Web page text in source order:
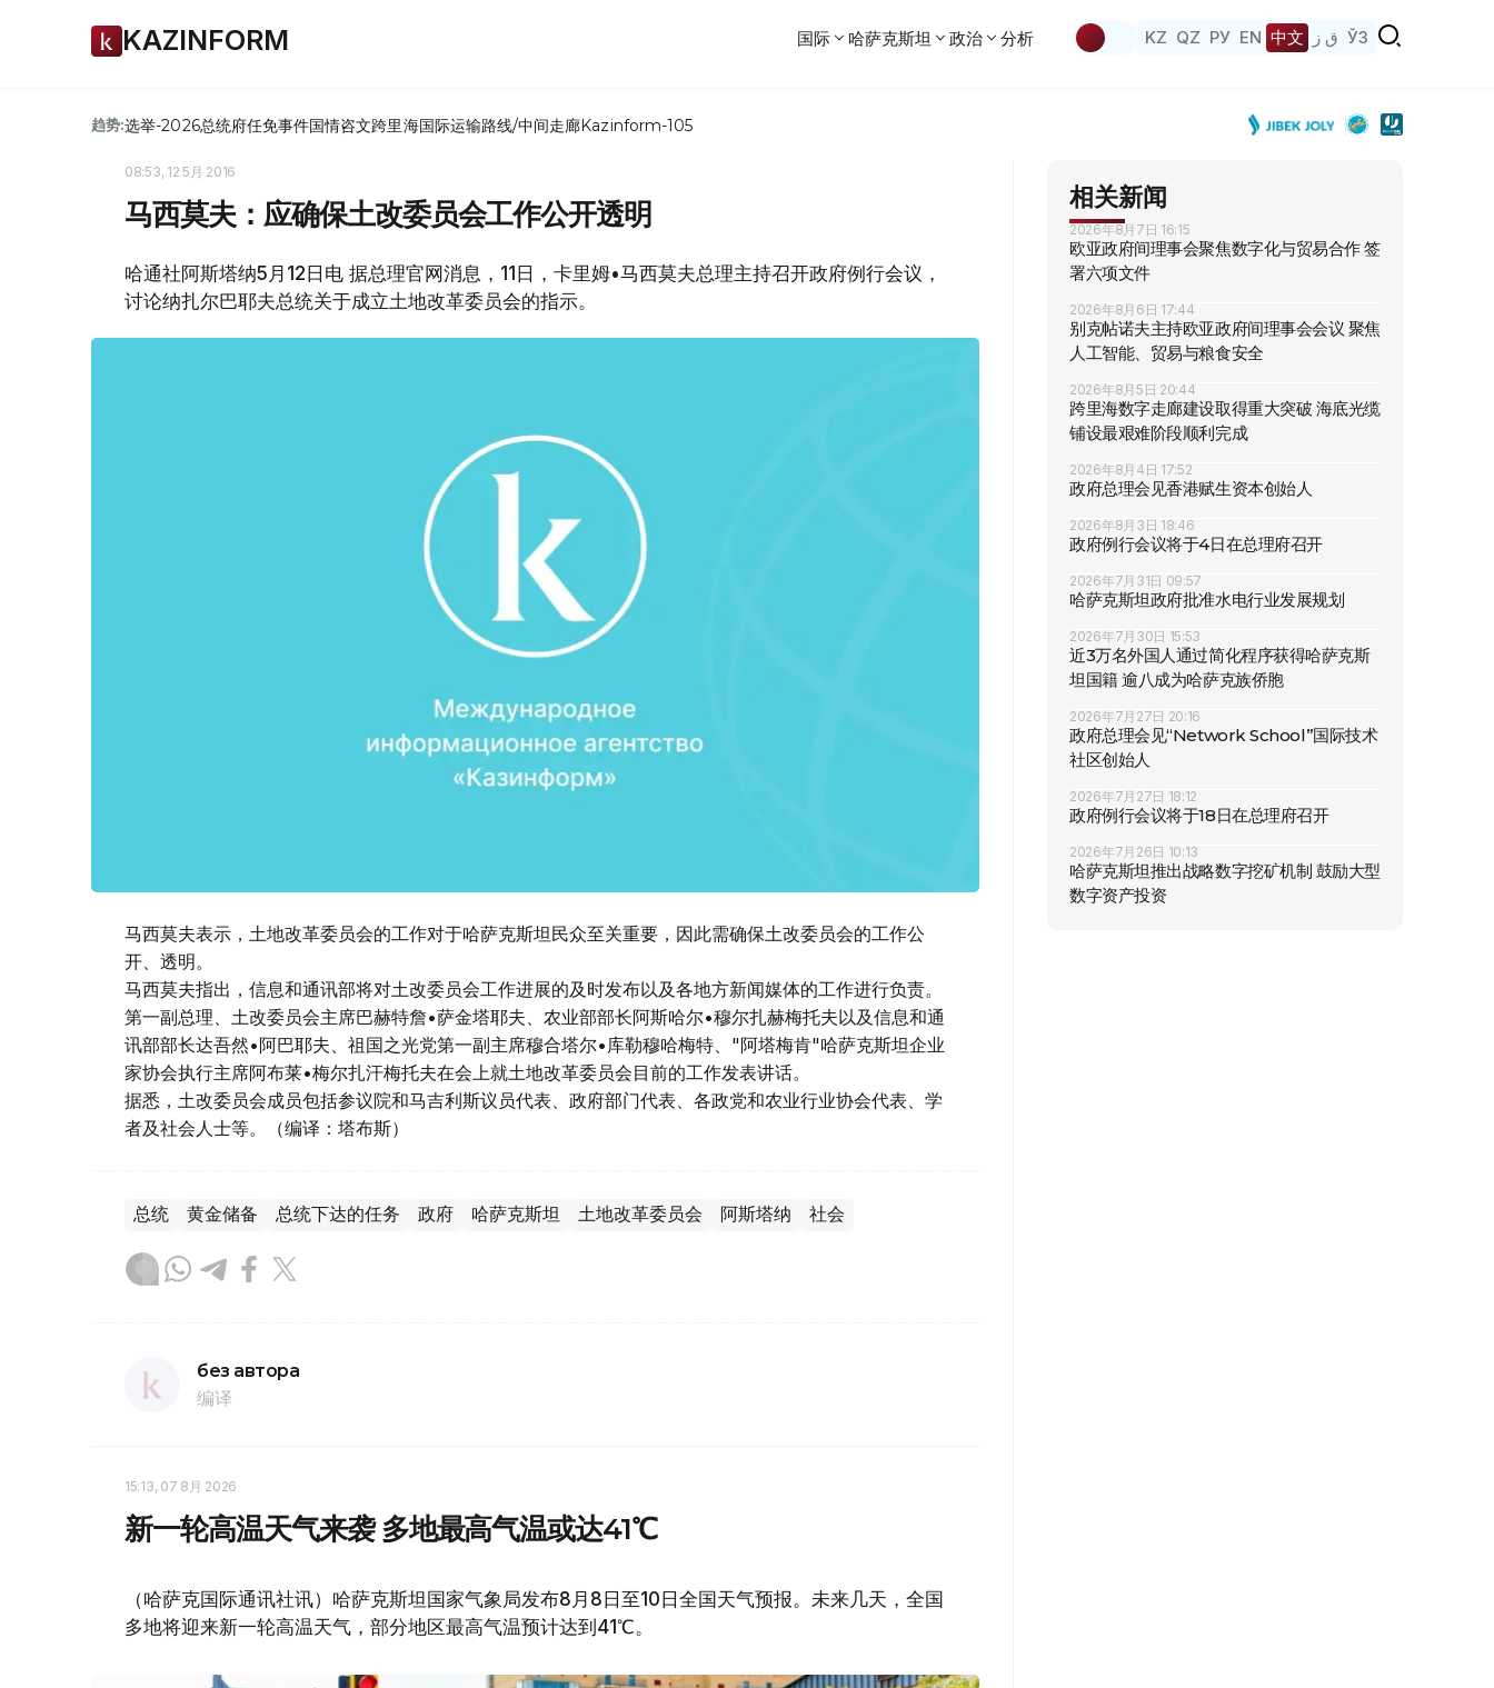
KAZINFORM 国际 哈萨克斯坦 政治 分析 KZ QZ РУ EN 中文 ق ز ЎЗ
趋势:选举-2026总统府任免事件国情咨文跨里海国际运输路线/中间走廊Kazinform-105
08:53, 12 5月 2016
马西莫夫：应确保土改委员会工作公开透明
哈通社阿斯塔纳5月12日电 据总理官网消息，11日，卡里姆•马西莫夫总理主持召开政府例行会议，
讨论纳扎尔巴耶夫总统关于成立土地改革委员会的指示。
马西莫夫表示，土地改革委员会的工作对于哈萨克斯坦民众至关重要，因此需确保土改委员会的工作公
开、透明。
马西莫夫指出，信息和通讯部将对土改委员会工作进展的及时发布以及各地方新闻媒体的工作进行负责。
第一副总理、土改委员会主席巴赫特詹•萨金塔耶夫、农业部部长阿斯哈尔•穆尔扎赫梅托夫以及信息和通
讯部部长达吾然•阿巴耶夫、祖国之光党第一副主席穆合塔尔•库勒穆哈梅特、"阿塔梅肯"哈萨克斯坦企业
家协会执行主席阿布莱•梅尔扎汗梅托夫在会上就土地改革委员会目前的工作发表讲话。
据悉，土改委员会成员包括参议院和马吉利斯议员代表、政府部门代表、各政党和农业行业协会代表、学
者及社会人士等。（编译：塔布斯）
总统 黄金储备 总统下达的任务 政府 哈萨克斯坦 土地改革委员会 阿斯塔纳 社会
без автора
编译
15:13, 07 8月 2026
新一轮高温天气来袭 多地最高气温或达41℃
（哈萨克国际通讯社讯）哈萨克斯坦国家气象局发布8月8日至10日全国天气预报。未来几天，全国
多地将迎来新一轮高温天气，部分地区最高气温预计达到41℃。
相关新闻
2026年8月7日 16:15
欧亚政府间理事会聚焦数字化与贸易合作 签
署六项文件
2026年8月6日 17:44
别克帖诺夫主持欧亚政府间理事会会议 聚焦
人工智能、贸易与粮食安全
2026年8月5日 20:44
跨里海数字走廊建设取得重大突破 海底光缆
铺设最艰难阶段顺利完成
2026年8月4日 17:52
政府总理会见香港赋生资本创始人
2026年8月3日 18:46
政府例行会议将于4日在总理府召开
2026年7月31日 09:57
哈萨克斯坦政府批准水电行业发展规划
2026年7月30日 15:53
近3万名外国人通过简化程序获得哈萨克斯
坦国籍 逾八成为哈萨克族侨胞
2026年7月27日 20:16
政府总理会见“Network School”国际技术
社区创始人
2026年7月27日 18:12
政府例行会议将于18日在总理府召开
2026年7月26日 10:13
哈萨克斯坦推出战略数字挖矿机制 鼓励大型
数字资产投资